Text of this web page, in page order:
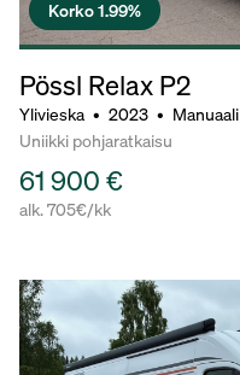
Korko 1.99%
Pössl Relax P2
Ylivieska • 2023 • Manuaali
Uniikki pohjaratkaisu
61 900 €
alk. 705€/kk